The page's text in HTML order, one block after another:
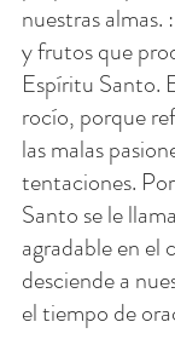
nuestras almas.
y frutos que
Espíritu Santo.
rocío, porque
las malas
tentaciones.
Santo se le
agradable en el
desciende a
el tiempo de